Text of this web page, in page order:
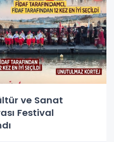
ve Sanat
Festival